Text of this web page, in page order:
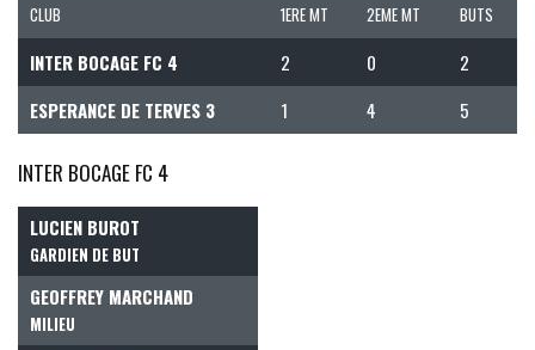
CLUB 1ERE MT 2EME MT BUTS
INTER BOCAGE FC 4 2 0
2
ESPERANCE DE TERVES 3
1 4 5
INTER BOCAGE FC 4
LUCIEN BUROT
GARDIEN DE BUT
GEOFFREY MARCHAND
MILIEU